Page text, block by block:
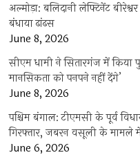
अल्मोड़ा: बलिदानी लेफ्टिनेंट
बंधाया ढांढस
June 8, 2026
सीएम धामी ने सितारगंज में किया
मानसिकता को पनपने नहीं देंगे’
June 8, 2026
पश्चिम बंगाल: टीएमसी के पूर्व
गिरफ्तार, जबरन वसूली के मामले में
June 6, 2026